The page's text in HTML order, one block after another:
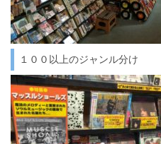
１００以上のジャンル分け